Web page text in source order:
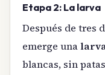
Etapa 2: La larva
Después de tres
emerge una
blancas, sin